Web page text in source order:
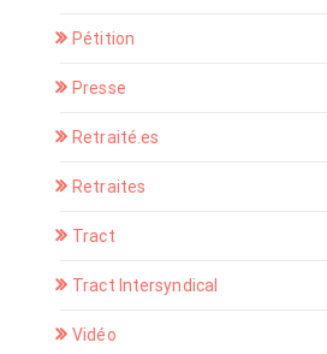
Pétition
Presse
Retraité.es
Retraites
Tract
Tract Intersyndical
Vidéo